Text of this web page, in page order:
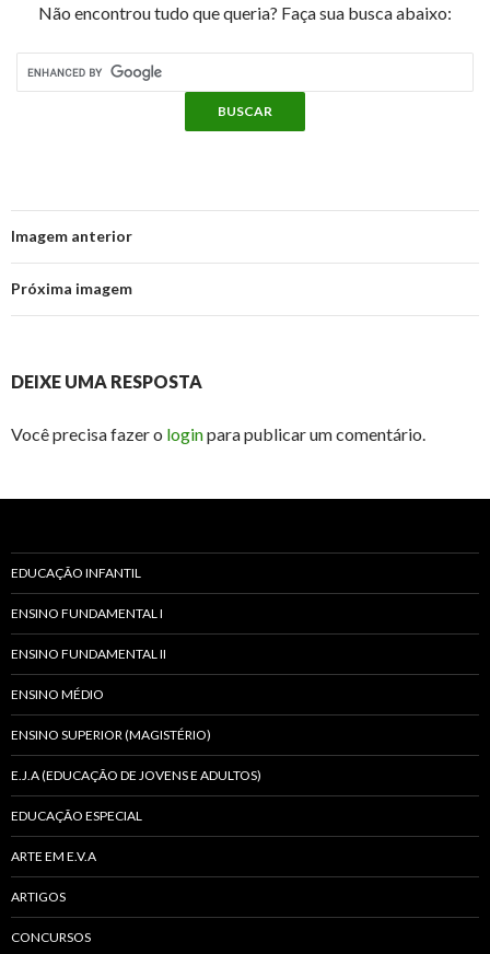
Não encontrou tudo que queria? Faça sua busca abaixo:
Imagem anterior
Próxima imagem
DEIXE UMA RESPOSTA
Você precisa fazer o loginpara publicar um comentário.
EDUCAÇÃO INFANTIL
ENSINO FUNDAMENTAL I
ENSINO FUNDAMENTAL II
ENSINO MÉDIO
ENSINO SUPERIOR (MAGISTÉRIO)
E.J.A (EDUCAÇÃO DE JOVENS E ADULTOS)
EDUCAÇÃO ESPECIAL
ARTE EM E.V.A
ARTIGOS
CONCURSOS